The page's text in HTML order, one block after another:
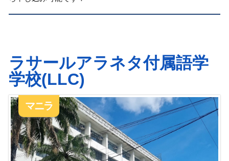
ラサールアラネタ付属語学
学校(LLC)
マニラ